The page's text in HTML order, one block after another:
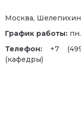
Москва,
График работы:
Телефон:
+7
(кафедры)